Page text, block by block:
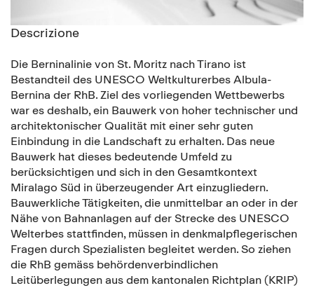
Descrizione
Die Berninalinie von St. Moritz nach Tirano ist
Bestandteil des UNESCO Weltkulturerbes Albula-
Bernina der RhB. Ziel des vorliegenden Wettbewerbs
war es deshalb, ein Bauwerk von hoher technischer und
architektonischer Qualität mit einer sehr guten
Einbindung in die Landschaft zu erhalten. Das neue
Bauwerk hat dieses bedeutende Umfeld zu
berücksichtigen und sich in den Gesamtkontext
Miralago Süd in überzeugender Art einzugliedern.
Bauwerkliche Tätigkeiten, die unmittelbar an oder in der
Nähe von Bahnanlagen auf der Strecke des UNESCO
Welterbes stattfinden, müssen in denkmalpflegerischen
Fragen durch Spezialisten begleitet werden. So ziehen
die RhB gemäss behördenverbindlichen
Leitüberlegungen aus dem kantonalen Richtplan (KRIP)